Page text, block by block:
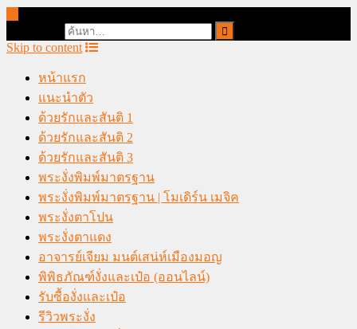
Skip to content
หน้าแรก
แนะนำตัว
ด้วยรักและสันติ 1
ด้วยรักและสันติ 2
ด้วยรักและสันติ 3
พระงั่งพิมพ์มาตรฐาน
พระงั่งพิมพ์มาตรฐาน | โมเดิร์น เมจิค
พระงั่งตาโปน
พระงั่งตาแดง
อาจารย์เจียม มนต์เสน่ห์เมืองมอญ
พิพิธภัณฑ์งั่งและเป๋อ (ออนไลน์)
รับซื้องั่งและเป๋อ
รีวิวพระงั่ง